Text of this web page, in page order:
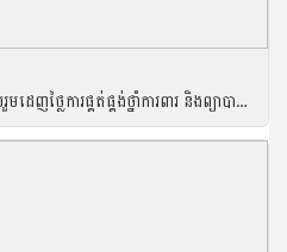
សេចក្តីជូនដំណឹង ស្តីពីការអញ្ជើញចូលរួមដេញថ្លៃការផ្គត់ផ្គង់ថ្នាំការពារ និងព្យាបាលសត្វ ប្រចាំឆមាសទី១ ឆ្នាំ២០២១របស់អគ្គនាយកដ្ឋានសុខភាពសត្វ និងផលិតកម្មសត្វ